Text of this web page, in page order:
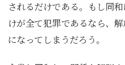
されるだけである。もし同
けが全て犯罪であるなら、
になってしまうだろう。